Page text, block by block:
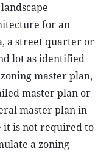
for an
a street quarter or
lot as identified
master plan,
master plan or
master plan in
it is not required to
a zoning